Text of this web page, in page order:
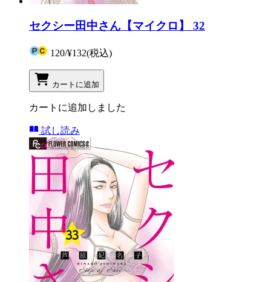
セクシー田中さん【マイクロ】 32
120/¥132(税込)
カートに追加
カートに追加しました
試し読み